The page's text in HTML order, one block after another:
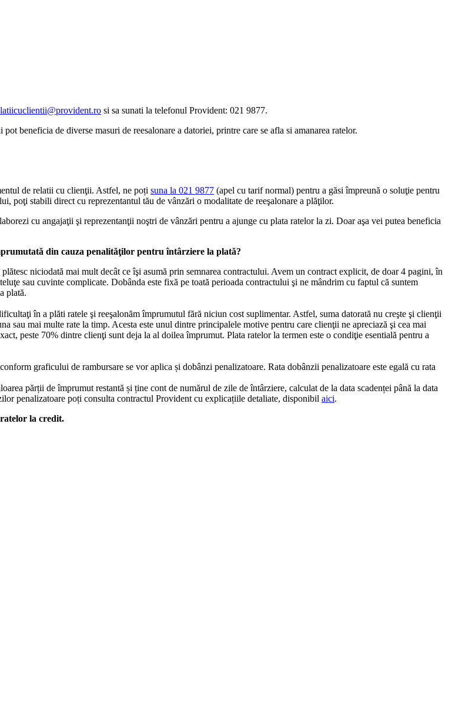
si sa sunati la telefonul Provident: 021 9877.
beneficia de diverse masuri de reesalonare a datoriei, printre care se afla si amanarea ratelor.
de relatii cu clienţii. Astfel, ne poți suna la 021 9877 (apel cu tarif normal) pentru a găsi împreună o soluţie pentru
poţi stabili direct cu reprezentantul tău de vânzări o modalitate de reeşalonare a plăţilor.
cu angajaţii şi reprezentanţii noştri de vânzări pentru a ajunge cu plata ratelor la zi. Doar aşa vei putea beneficia
din cauza penalităţilor pentru întârziere la plată?
niciodată mai mult decât ce îşi asumă prin semnarea contractului. Avem un contract explicit, de doar 4 pagini, în
sau cuvinte complicate. Dobânda este fixă pe toată perioada contractului şi ne mândrim cu faptul că suntem
plată.
în a plăti ratele şi reeşalonăm împrumutul fără niciun cost suplimentar. Astfel, suma datorată nu creşte şi clienţii
sau mai multe rate la timp. Acesta este unul dintre principalele motive pentru care clienţii ne apreciază şi cea mai
peste 70% dintre clienţi sunt deja la al doilea împrumut. Plata ratelor la termen este o condiţie esentială pentru a
graficului de rambursare se vor aplica și dobânzi penalizatoare. Rata dobânzii penalizatoare este egală cu rata
părții de împrumut restantă și ține cont de numărul de zile de întârziere, calculat de la data scadenței până la data
penalizatoare poți consulta contractul Provident cu explicațiile detaliate, disponibil aici.
la credit.